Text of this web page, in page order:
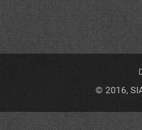
© 2016,